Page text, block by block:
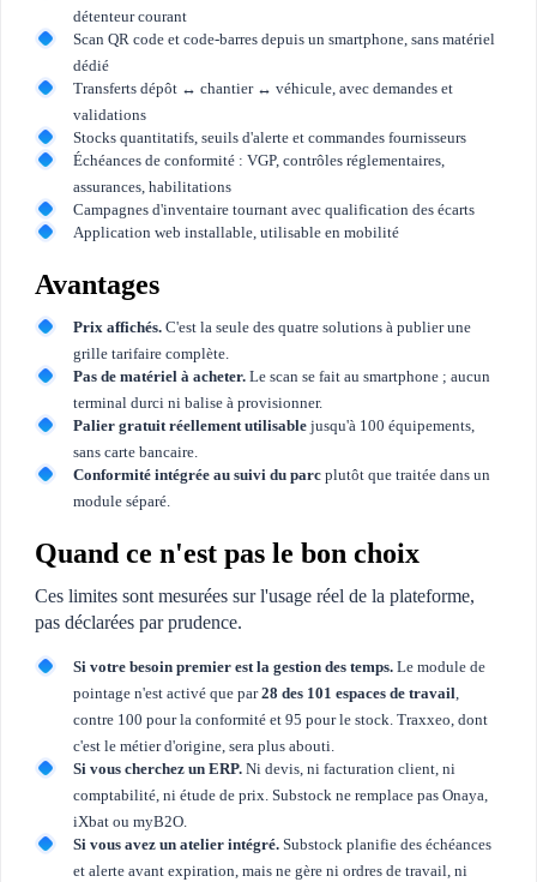
détenteur courant
Scan QR code et code-barres depuis un smartphone, sans matériel
dédié
Transferts dépôt ↔ chantier ↔ véhicule, avec demandes et
validations
Stocks quantitatifs, seuils d'alerte et commandes fournisseurs
Échéances de conformité : VGP, contrôles réglementaires,
assurances, habilitations
Campagnes d'inventaire tournant avec qualification des écarts
Application web installable, utilisable en mobilité
Avantages
Prix affichés. C'est la seule des quatre solutions à publier une
grille tarifaire complète.
Pas de matériel à acheter. Le scan se fait au smartphone ; aucun
terminal durci ni balise à provisionner.
Palier gratuit réellement utilisable jusqu'à 100 équipements,
sans carte bancaire.
Conformité intégrée au suivi du parc plutôt que traitée dans un
module séparé.
Quand ce n'est pas le bon choix
Ces limites sont mesurées sur l'usage réel de la plateforme,
pas déclarées par prudence.
Si votre besoin premier est la gestion des temps. Le module de
pointage n'est activé que par28 des 101 espaces de travail,
contre 100 pour la conformité et 95 pour le stock. Traxxeo, dont
c'est le métier d'origine, sera plus abouti.
Si vous cherchez un ERP. Ni devis, ni facturation client, ni
comptabilité, ni étude de prix. Substock ne remplace pas Onaya,
iXbat ou myB2O.
Si vous avez un atelier intégré. Substock planifie des échéances
et alerte avant expiration, mais ne gère ni ordres de travail, ni